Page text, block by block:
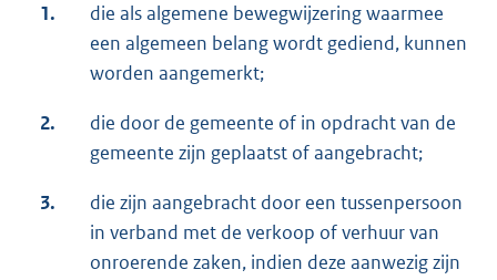
1.
die als algemene bewegwijzering waarmee
een algemeen belang wordt gediend, kunnen
worden aangemerkt;
2.
die door de gemeente of in opdracht van de
gemeente zijn geplaatst of aangebracht;
3.
die zijn aangebracht door een tussenpersoon
in verband met de verkoop of verhuur van
onroerende zaken, indien deze aanwezig zijn